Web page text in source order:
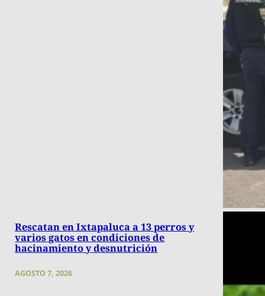
Rescatan en Ixtapaluca a 13 perros y
varios gatos en condiciones de
hacinamiento y desnutrición
AGOSTO 7, 2026